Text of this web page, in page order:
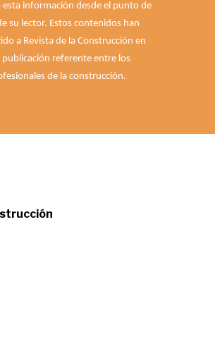
información desde el punto de
su lector. Estos contenidos han
a Revista de la Construcción en
publicación referente entre los
de la construcción.